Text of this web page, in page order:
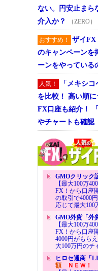
ない。円安止まら
介入か？
（ZERO）
おすすめ！
ザイFX
のキャンペーンを
ーンをやっている
人気！
「メキシ
を比較！ 高い順
FX口座も紹介！
やチャートも確認
GMOクリック
【最大100万
FX！から口座
の取引で4000
応じて最大100
GMO外貨「外
【最大100万
FX！から口座
4000円がもら
大100万円のチ
ヒロセ通商「
額ＮＥＷ！